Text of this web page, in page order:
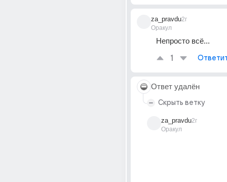
za_pravdu
Оракул
2г
Непросто всё...
1
Ответ удалён
Скрыть ветку
za_pravdu
Оракул
2г